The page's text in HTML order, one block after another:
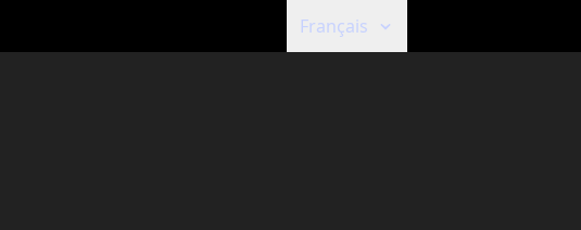
Français